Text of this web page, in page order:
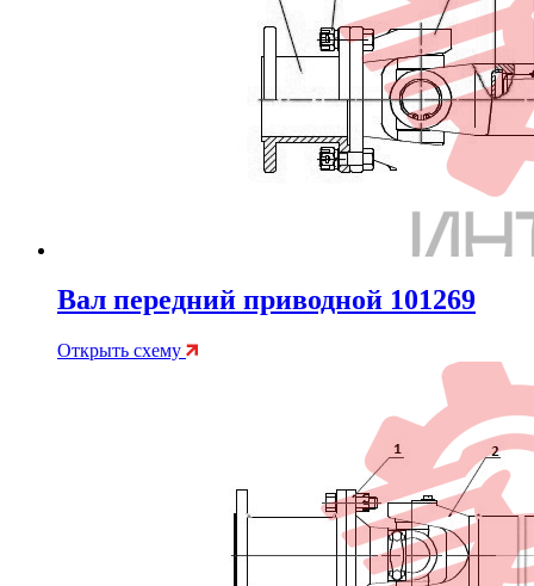
Вал передний приводной 101269
Открыть схему